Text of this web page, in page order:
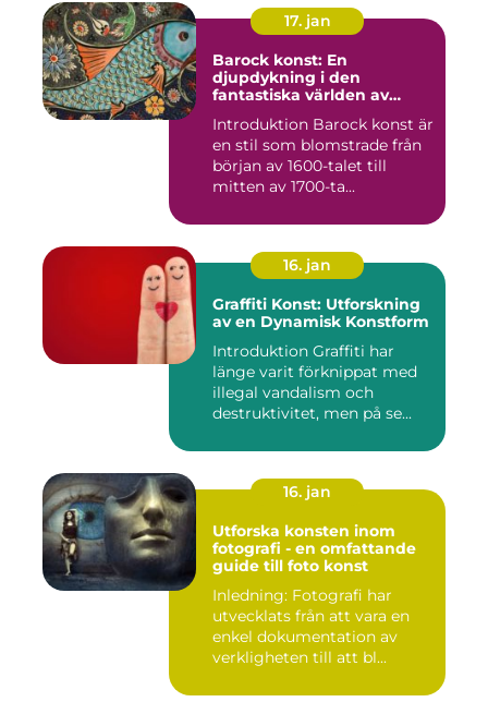
17. jan
Barock konst: En
djupdykning i den
fantastiska världen av
Introduktion Barock konst är
en stil som blomstrade från
början av 1600-talet till
mitten av 1700-ta...
16. jan
Graffiti Konst: Utforskning
av en Dynamisk Konstform
Introduktion Graffiti har
länge varit förknippat med
illegal vandalism och
destruktivitet, men på se...
16. jan
Utforska konsten inom
fotografi - en omfattande
guide till foto konst
Inledning: Fotografi har
utvecklats från att vara en
enkel dokumentation av
verkligheten till att bl...